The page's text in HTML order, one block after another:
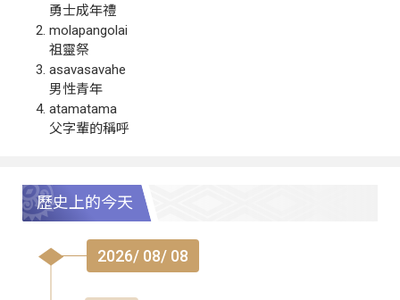
勇士成年禮
molapangolai
祖靈祭
asavasavahe
男性青年
atamatama
父字輩的稱呼
歷史上的今天
2026/ 08/ 08